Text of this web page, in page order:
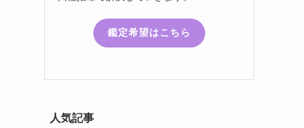
鑑定希望はこちら
人気記事